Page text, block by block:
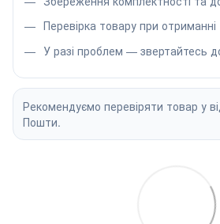
Перевірка товару при отриманні
У разі проблем — звертайтесь
Рекомендуємо перевіряти товар у
Пошти.